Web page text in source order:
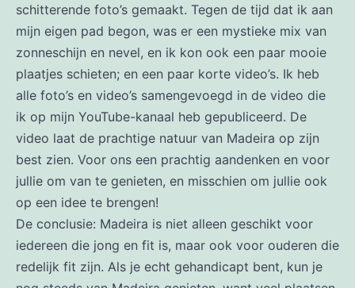
schitterende foto’s gemaakt. Tegen de tijd dat ik aan
mijn eigen pad begon, was er een mystieke mix van
zonneschijn en nevel, en ik kon ook een paar mooie
plaatjes schieten; en een paar korte video’s. Ik heb
alle foto’s en video’s samengevoegd in de video die
ik op mijn YouTube-kanaal heb gepubliceerd. De
video laat de prachtige natuur van Madeira op zijn
best zien. Voor ons een prachtig aandenken en voor
jullie om van te genieten, en misschien om jullie ook
op een idee te brengen!
De conclusie: Madeira is niet alleen geschikt voor
iedereen die jong en fit is, maar ook voor ouderen die
redelijk fit zijn. Als je echt gehandicapt bent, kun je